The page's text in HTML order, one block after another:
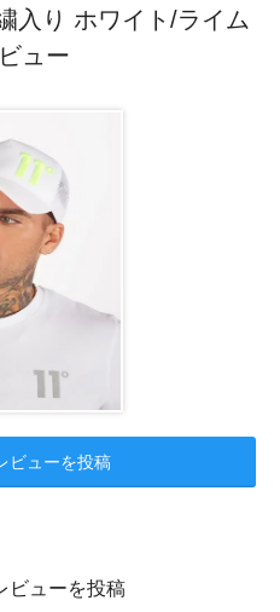
入り ホワイト/ライム
ュー
ビューを投稿
ビューを投稿